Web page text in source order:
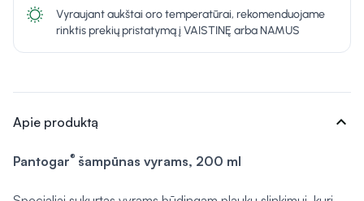
Vyraujant aukštai oro temperatūrai, rekomenduojame
rinktis prekių pristatymą į VAISTINĘ arba NAMUS
Apie produktą expand_more
Pantogar® šampūnas vyrams, 200 ml